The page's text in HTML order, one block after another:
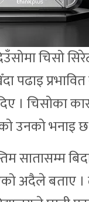
चिसो
। चिसोका
उनको भनाइ
सातासम्म
अदैले बताए ।